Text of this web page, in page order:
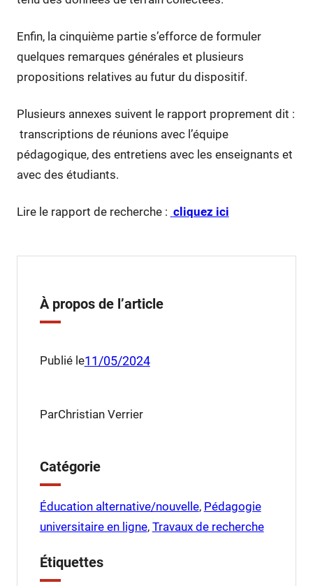
Enfin, la cinquième partie s’efforce de formuler
quelques remarques générales et plusieurs
propositions relatives au futur du dispositif.
Plusieurs annexes suivent le rapport proprement dit :
transcriptions de réunions avec l’équipe
pédagogique, des entretiens avec les enseignants et
avec des étudiants.
Lire le rapport de recherche : cliquez ici
À propos de l’article
Publié le11/05/2024
ParChristian Verrier
Catégorie
Éducation alternative/nouvelle, Pédagogie
universitaire en ligne, Travaux de recherche
Étiquettes